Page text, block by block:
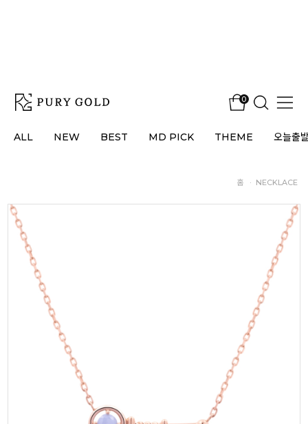
0
ALL NEW BEST MD PICK THEME 오늘출
홈 · NECKLACE